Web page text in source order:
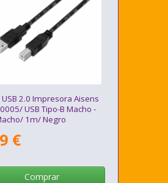
2.0 Impresora Aisens
USB Tipo-B Macho -
1m/ Negro
€
Comprar